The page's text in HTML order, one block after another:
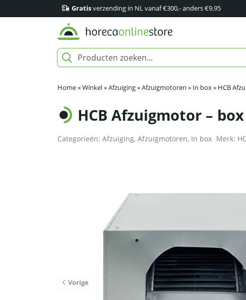
Gratisverzending in NL vanaf €300,- anders €9,95
Home»Winkel»Afzuiging»Afzuigmotoren » In box» HCB
HCB Afzuigmotor – box
Categorieën: Afzuiging, Afzuigmotoren, In box Merk:
Vorige